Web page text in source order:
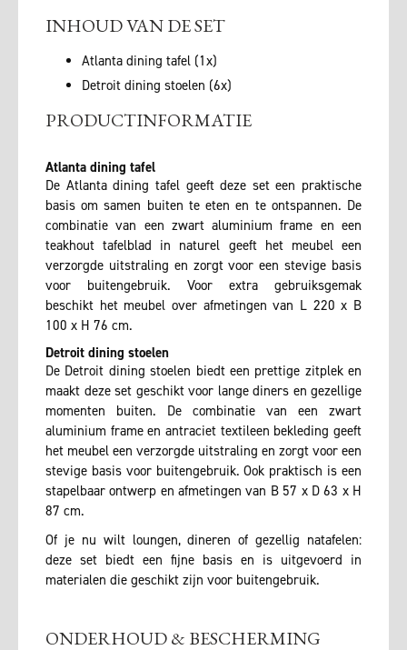
INHOUD VAN DE SET
Atlanta dining tafel (1x)
Detroit dining stoelen (6x)
PRODUCTINFORMATIE
Atlanta dining tafel
De Atlanta dining tafel geeft deze set een praktische
basis om samen buiten te eten en te ontspannen. De
combinatie van een zwart aluminium frame en een
teakhout tafelblad in naturel geeft het meubel een
verzorgde uitstraling en zorgt voor een stevige basis
voor buitengebruik. Voor extra gebruiksgemak
beschikt het meubel over afmetingen van L 220 x B
100 x H 76 cm.
Detroit dining stoelen
De Detroit dining stoelen biedt een prettige zitplek en
maakt deze set geschikt voor lange diners en gezellige
momenten buiten. De combinatie van een zwart
aluminium frame en antraciet textileen bekleding geeft
het meubel een verzorgde uitstraling en zorgt voor een
stevige basis voor buitengebruik. Ook praktisch is een
stapelbaar ontwerp en afmetingen van B 57 x D 63 x H
87 cm.
Of je nu wilt loungen, dineren of gezellig natafelen:
deze set biedt een fijne basis en is uitgevoerd in
materialen die geschikt zijn voor buitengebruik.
ONDERHOUD & BESCHERMING